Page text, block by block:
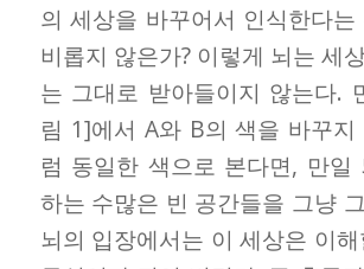
의 세상을 바꾸어서 인식한다는
비롭지 않은가? 이렇게 뇌는 세
는 그대로 받아들이지 않는다.
림 1]에서 A와 B의 색을 바꾸지
럼 동일한 색으로 본다면, 만일
하는 수많은 빈 공간들을 그냥
뇌의 입장에서는 이 세상은 이